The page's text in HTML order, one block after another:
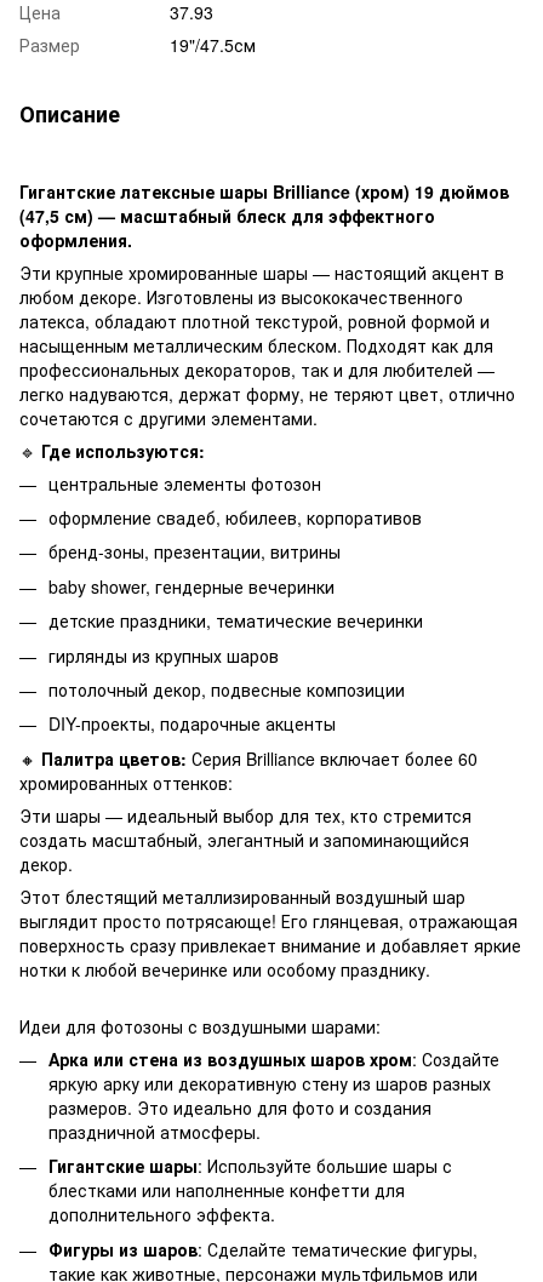
Цена
37.93
Размер
19"/47.5см
Описание
Гигантские латексные шары Brilliance (хром) 19 дюймов
(47,5 см) — масштабный блеск для эффектного
оформления.
Эти крупные хромированные шары — настоящий акцент в
любом декоре. Изготовлены из высококачественного
латекса, обладают плотной текстурой, ровной формой и
насыщенным металлическим блеском. Подходят как для
профессиональных декораторов, так и для любителей —
легко надуваются, держат форму, не теряют цвет, отлично
сочетаются с другими элементами.
🔹 Где используются:
центральные элементы фотозон
оформление свадеб, юбилеев, корпоративов
бренд-зоны, презентации, витрины
baby shower, гендерные вечеринки
детские праздники, тематические вечеринки
гирлянды из крупных шаров
потолочный декор, подвесные композиции
DIY-проекты, подарочные акценты
🔸 Палитра цветов: Серия Brilliance включает более 60
хромированных оттенков:
Эти шары — идеальный выбор для тех, кто стремится
создать масштабный, элегантный и запоминающийся
декор.
Этот блестящий металлизированный воздушный шар
выглядит просто потрясающе! Его глянцевая, отражающая
поверхность сразу привлекает внимание и добавляет яркие
нотки к любой вечеринке или особому празднику.
Идеи для фотозоны с воздушными шарами:
Арка или стена из воздушных шаров хром: Создайте
яркую арку или декоративную стену из шаров разных
размеров. Это идеально для фото и создания
праздничной атмосферы.
Гигантские шары: Используйте большие шары с
блестками или наполненные конфетти для
дополнительного эффекта.
Фигуры из шаров: Сделайте тематические фигуры,
такие как животные, персонажи мультфильмов или